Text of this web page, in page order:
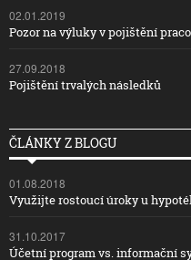
02.01.2019
Pozor na výluky v pojištění
27.09.2018
Pojištění trvalých následků
ČLÁNKY Z BLOGU
01.08.2018
Využijte rostoucí úroky u
31.10.2017
Účetní program vs. informační